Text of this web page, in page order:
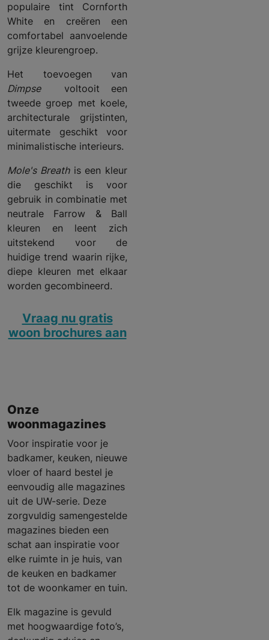
populaire tint Cornforth
White en creëren een
comfortabel aanvoelende
grijze kleurengroep.
Het toevoegen van
Dimpsevoltooit een
tweede groep met koele,
architecturale grijstinten,
uitermate geschikt voor
minimalistische interieurs.
Mole's Breathis een kleur
die geschikt is voor
gebruik in combinatie met
neutrale Farrow & Ball
kleuren en leent zich
uitstekend voor de
huidige trend waarin rijke,
diepe kleuren met elkaar
worden gecombineerd.
Vraag nu gratis
woon brochures aan
Onze
woonmagazines
Voor inspiratie voor je
badkamer, keuken, nieuwe
vloer of haard bestel je
eenvoudig alle magazines
uit de UW-serie. Deze
zorgvuldig samengestelde
magazines bieden een
schat aan inspiratie voor
elke ruimte in je huis, van
de keuken en badkamer
tot de woonkamer en tuin.
Elk magazine is gevuld
met hoogwaardige foto’s,